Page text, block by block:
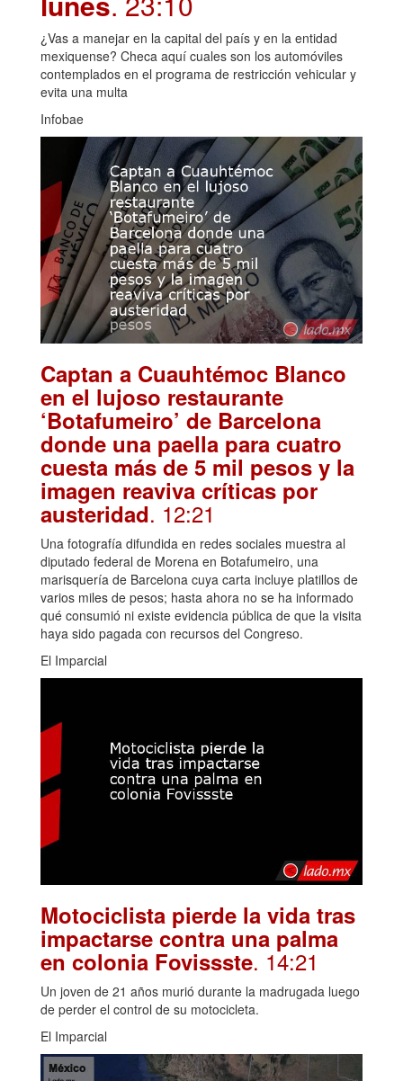
¿Vas a manejar en la capital del país y en la entidad
mexiquense? Checa aquí cuales son los automóviles
contemplados en el programa de restricción vehicular y
evita una multa
Infobae
Captan a Cuauhtémoc Blanco
en el lujoso restaurante
‘Botafumeiro’ de Barcelona
donde una paella para cuatro
cuesta más de 5 mil pesos y la
imagen reaviva críticas por
austeridad. 12:21
Una fotografía difundida en redes sociales muestra al
diputado federal de Morena en Botafumeiro, una
marisquería de Barcelona cuya carta incluye platillos de
varios miles de pesos; hasta ahora no se ha informado
qué consumió ni existe evidencia pública de que la visita
haya sido pagada con recursos del Congreso.
El Imparcial
Motociclista pierde la vida tras
impactarse contra una palma
en colonia Fovissste. 14:21
Un joven de 21 años murió durante la madrugada luego
de perder el control de su motocicleta.
El Imparcial